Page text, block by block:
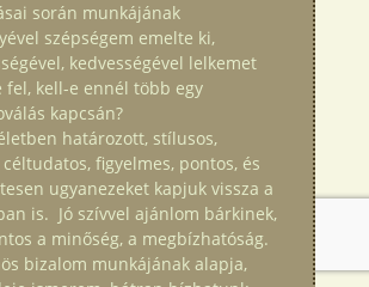
során munkájának
szépségem emelte ki,
kedvességével lelkemet
kell-e ennél több egy
kapcsán?
határozott, stílusos,
figyelmes, pontos, és
ugyanezeket kapjuk vissza a
is. Jó szívvel ajánlom bárkinek,
a minőség, a megbízhatóság.
bizalom munkájának alapja,